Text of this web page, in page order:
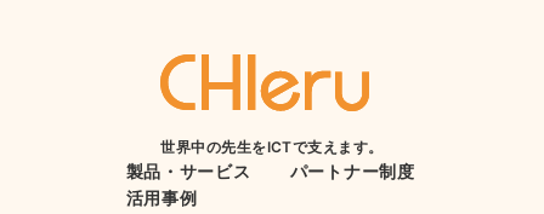
世界中の先生をICTで支えます。
製品・サービス
活用事例
パートナー制度